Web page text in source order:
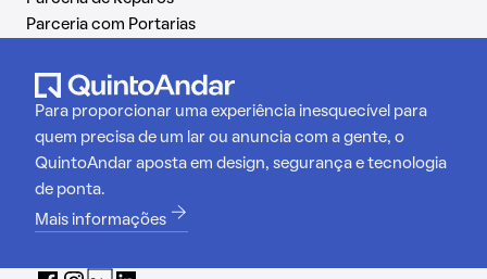
Parceria com Portarias
Para proporcionar uma experiência inesquecível para
quem precisa de um lar ou anuncia com a gente, o
QuintoAndar aposta em design, segurança e tecnologia
de ponta.
Mais informações